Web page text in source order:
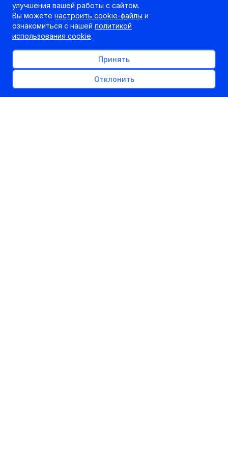
улучшения вашей работы с сайтом.
Вы можете настроить cookie-файлы и
ознакомиться с нашей политикой
использования cookie.
Принять
Отклонить